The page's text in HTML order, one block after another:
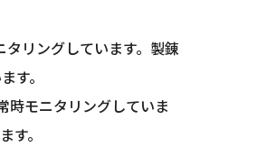
リングしています。製錬
す。
時モニタリングしていま
。